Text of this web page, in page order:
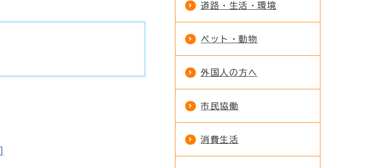
道路・生活・環境
ペット・動物
外国人の方へ
市民協働
消費生活